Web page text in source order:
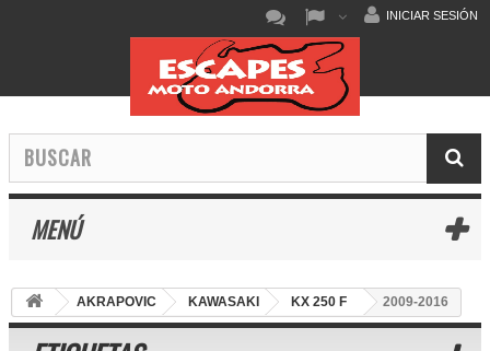
INICIAR SESIÓN
MENÚ
AKRAPOVIC KAWASAKI KX 250 F 2009-2016